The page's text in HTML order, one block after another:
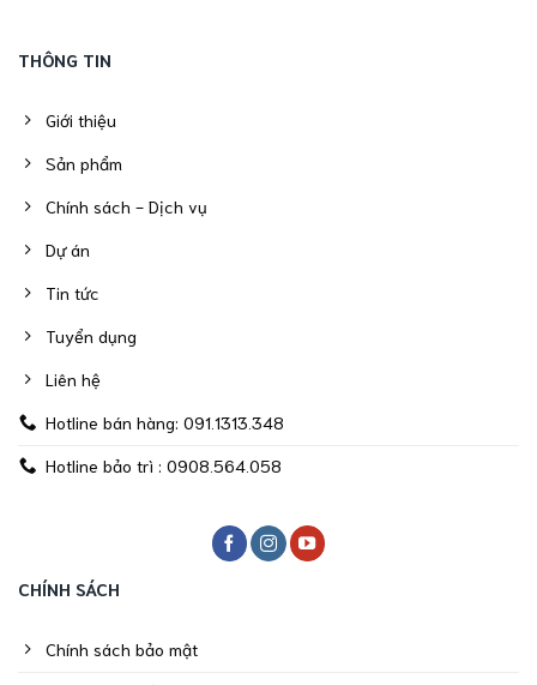
THÔNG TIN
Giới thiệu
Sản phẩm
Chính sách - Dịch vụ
Dự án
Tin tức
Tuyển dụng
Liên hệ
Hotline bán hàng: 091.1313.348
Hotline bảo trì : 0908.564.058
CHÍNH SÁCH
Chính sách bảo mật